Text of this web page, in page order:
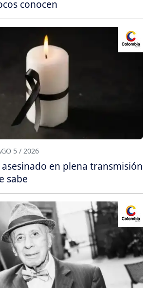
conocen
5 / 2026
en plena transmisión
sabe